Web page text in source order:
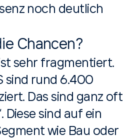
noch deutlich
Chancen?
sehr fragmentiert.
sind rund 6.400
Das sind ganz oft
Diese sind auf ein
wie Bau oder